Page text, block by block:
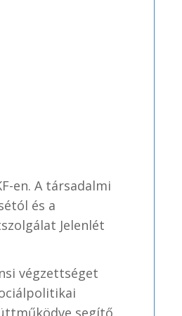
en. A társadalmi
és a
Jelenlét
végzettséget